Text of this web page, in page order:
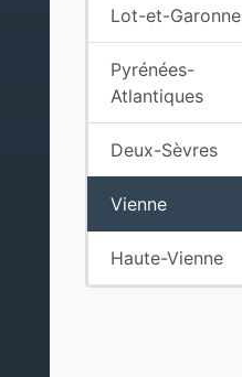
Lot-et-Garonne
Pyrénées-
Atlantiques
Deux-Sèvres
Vienne
Haute-Vienne